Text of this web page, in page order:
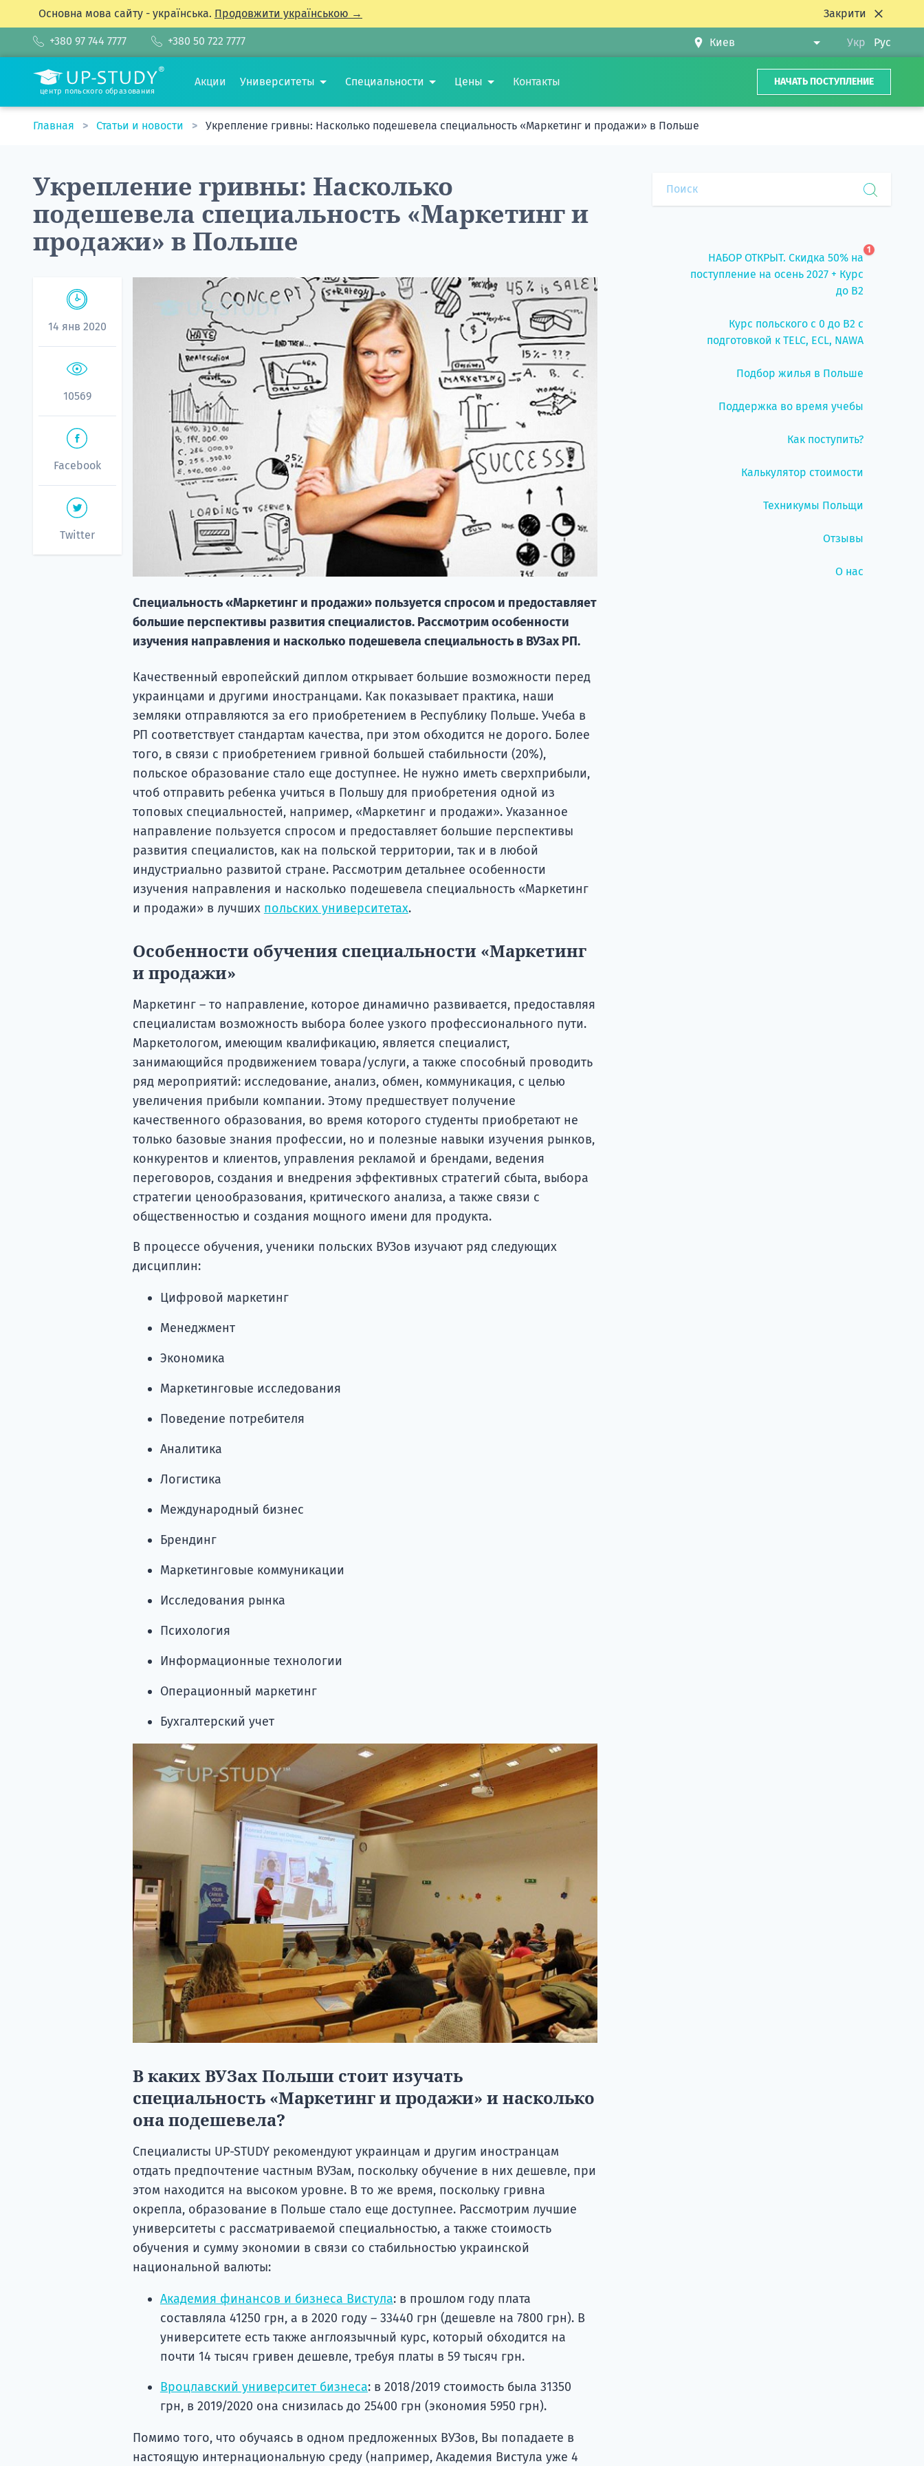
Основна мова сайту - українська. Продовжити українською → Закрити
+380 97 744 7777 +380 50 722 7777 Укр Рус
центр польского образования
Акции Университеты Специальности Цены Контакты НАЧАТЬ ПОСТУПЛЕНИЕ
Главная Статьи и новости Укрепление гривны: Насколько подешевела специальность «Маркетинг и продажи» в Польше
Укрепление гривны: Насколько
подешевела специальность «Маркетинг и
продажи» в Польше
14 янв 2020
10569
Facebook
Twitter
Специальность «Маркетинг и продажи» пользуется спросом и предоставляет
большие перспективы развития специалистов. Рассмотрим особенности
изучения направления и насколько подешевела специальность в ВУЗах РП.
Качественный европейский диплом открывает большие возможности перед
украинцами и другими иностранцами. Как показывает практика, наши
земляки отправляются за его приобретением в Республику Польше. Учеба в
РП соответствует стандартам качества, при этом обходится не дорого. Более
того, в связи с приобретением гривной большей стабильности (20%),
польское образование стало еще доступнее. Не нужно иметь сверхприбыли,
чтоб отправить ребенка учиться в Польшу для приобретения одной из
топовых специальностей, например, «Маркетинг и продажи». Указанное
направление пользуется спросом и предоставляет большие перспективы
развития специалистов, как на польской территории, так и в любой
индустриально развитой стране. Рассмотрим детальнее особенности
изучения направления и насколько подешевела специальность «Маркетинг
и продажи» в лучших польских университетах.
Особенности обучения специальности «Маркетинг
и продажи»
Маркетинг – то направление, которое динамично развивается, предоставляя
специалистам возможность выбора более узкого профессионального пути.
Маркетологом, имеющим квалификацию, является специалист,
занимающийся продвижением товара/услуги, а также способный проводить
ряд мероприятий: исследование, анализ, обмен, коммуникация, с целью
увеличения прибыли компании. Этому предшествует получение
качественного образования, во время которого студенты приобретают не
только базовые знания профессии, но и полезные навыки изучения рынков,
конкурентов и клиентов, управления рекламой и брендами, ведения
переговоров, создания и внедрения эффективных стратегий сбыта, выбора
стратегии ценообразования, критического анализа, а также связи с
общественностью и создания мощного имени для продукта.
В процессе обучения, ученики польских ВУЗов изучают ряд следующих
дисциплин:
Цифровой маркетинг
Менеджмент
Экономика
Маркетинговые исследования
Поведение потребителя
Аналитика
Логистика
Международный бизнес
Брендинг
Маркетинговые коммуникации
Исследования рынка
Психология
Информационные технологии
Операционный маркетинг
Бухгалтерский учет
В каких ВУЗах Польши стоит изучать
специальность «Маркетинг и продажи» и насколько
она подешевела?
Специалисты UP-STUDY рекомендуют украинцам и другим иностранцам
отдать предпочтение частным ВУЗам, поскольку обучение в них дешевле, при
этом находится на высоком уровне. В то же время, поскольку гривна
окрепла, образование в Польше стало еще доступнее. Рассмотрим лучшие
университеты с рассматриваемой специальностью, а также стоимость
обучения и сумму экономии в связи со стабильностью украинской
национальной валюты:
Академия финансов и бизнеса Вистула: в прошлом году плата
составляла 41250 грн, а в 2020 году – 33440 грн (дешевле на 7800 грн). В
университете есть также англоязычный курс, который обходится на
почти 14 тысяч гривен дешевле, требуя платы в 59 тысяч грн.
Вроцлавский университет бизнеса: в 2018/2019 стоимость была 31350
грн, в 2019/2020 она снизилась до 25400 грн (экономия 5950 грн).
Помимо того, что обучаясь в одном предложенных ВУЗов, Вы попадаете в
настоящую интернациональную среду (например, Академия Вистула уже 4
НАБОР ОТКРЫТ. Скидка 50% на
поступление на осень 2027 + Курс
до B2
1
Курс польского с 0 до B2 с
подготовкой к TELC, ECL, NAWA
Подбор жилья в Польше
Поддержка во время учебы
Как поступить?
Калькулятор стоимости
Техникумы Польщи
Отзывы
О нас